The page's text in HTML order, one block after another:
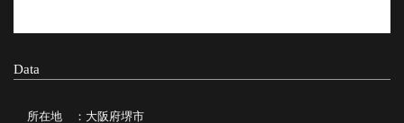
Data
所在地 ：大阪府堺市